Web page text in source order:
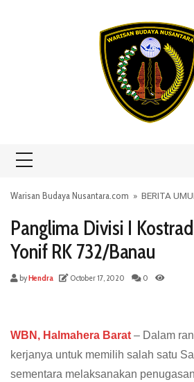
Warisan Budaya Nusantara.com » BERITA
Panglima Divisi I
Yonif RK 732/Banau
byHendra October 17, 2020 0
WBN, Halmahera Barat – Dalam
kerjanya untuk memilih salah satu
sementara melaksanakan